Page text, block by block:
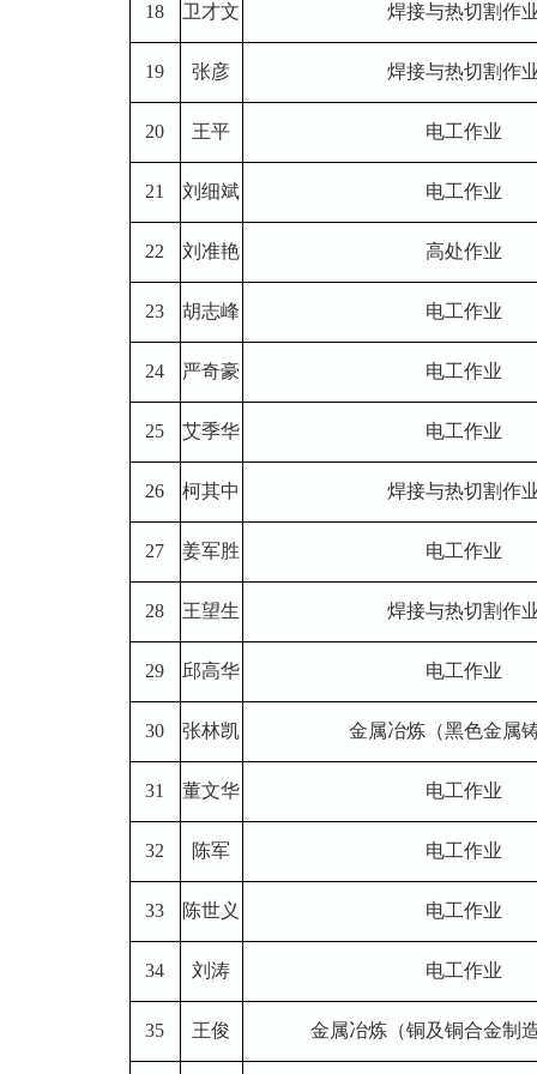
18 卫才文 焊接与热切割作
19 张彦 焊接与热切割作
20 王平 电工作业
21 刘细斌 电工作业
22 刘准艳 高处作业
23 胡志峰 电工作业
24 严奇豪 电工作业
25 艾季华 电工作业
26 柯其中 焊接与热切割作
27 姜军胜 电工作业
28 王望生 焊接与热切割作
29 邱高华 电工作业
30 张林凯 金属冶炼（黑色金属
31 董文华 电工作业
32 陈军 电工作业
33 陈世义 电工作业
34 刘涛 电工作业
35 王俊 金属冶炼（铜及铜合金制